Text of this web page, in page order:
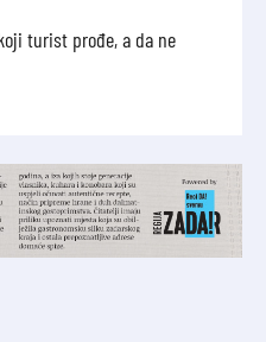
turist prođe, a da ne